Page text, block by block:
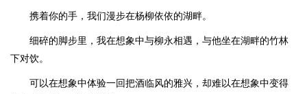
携着你的手，我们漫步在杨柳依依的湖畔。
细碎的脚步里，我在想象中与柳永相遇，与他坐在湖畔的竹林
下对饮。
可以在想象中体验一回把酒临风的雅兴，却难以在想象中变得